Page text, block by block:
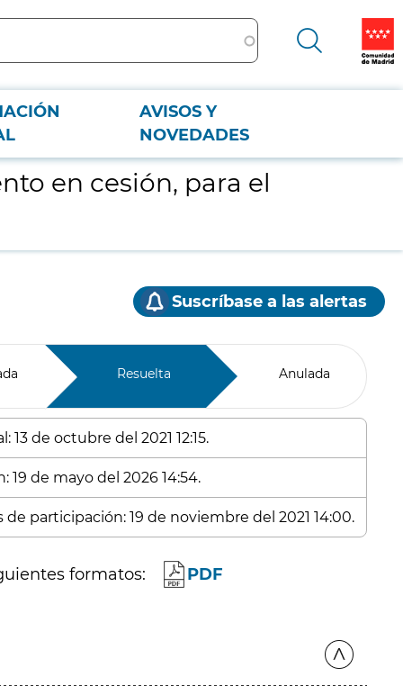
AVISOS Y
NOVEDADES
en cesión, para el
Suscríbase a las alertas
Resuelta Anulada
de octubre del 2021 12:15.
de mayo del 2026 14:54.
participación: 19 de noviembre del 2021 14:00.
formatos: PDF